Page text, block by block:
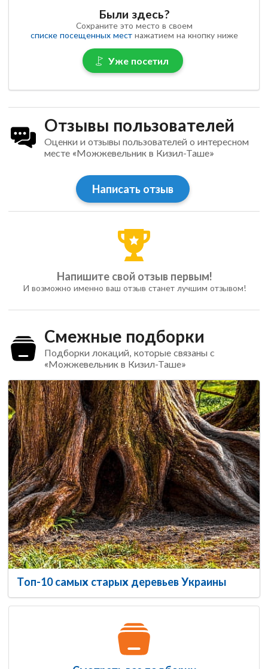
Были здесь?
Сохраните это место в своем
списке посещенных местнажатием на кнопку ниже
Уже посетил
Отзывы пользователей
Оценки и отзывы пользователей о интересном
месте «Можжевельник в Кизил-Таше»
Написать отзыв
Напишите свой отзыв первым!
И возможно именно ваш отзыв станет лучшим отзывом!
Смежные подборки
Подборки локаций, которые связаны с
«Можжевельник в Кизил-Таше»
Топ-10 самых старых деревьев Украины